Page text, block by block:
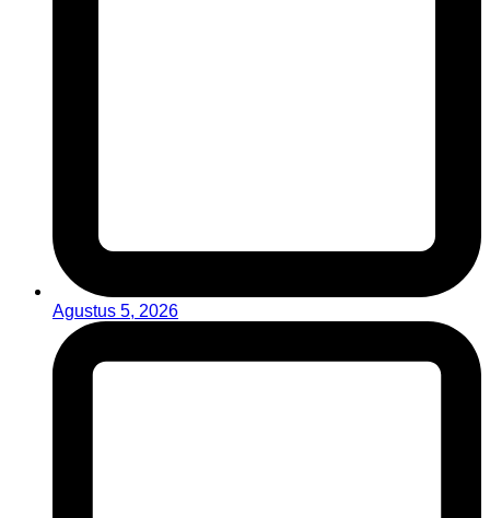
Agustus 5, 2026